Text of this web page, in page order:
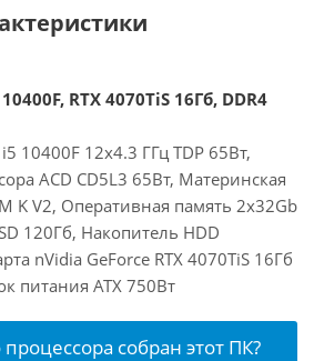
RTX 4070TiS 16Гб, DDR4
10400F 12x4.3 ГГц TDP 65Вт,
ACD CD5L3 65Вт, Материнская
K V2, Оперативная память 2x32Gb
120Гб, Накопитель HDD
nVidia GeForce RTX 4070TiS 16Гб
питания ATX 750Вт
процессора собран этот ПК?